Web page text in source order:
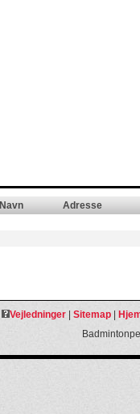
Navn
Adresse
Vejledninger| Sitemap|